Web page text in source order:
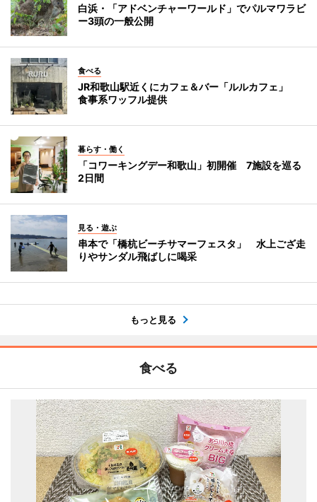
白浜・「アドベンチャーワールド」でパルマワラビ
ー3頭の一般公開
食べる
JR和歌山駅近くにカフェ＆バー「ルルカフェ」
食事系ワッフル提供
暮らす・働く
「コワーキングデー和歌山」初開催 7施設を巡る
2日間
見る・遊ぶ
串本で「橋杭ビーチサマーフェスタ」 水上ござ走
りやサンダル飛ばしに喝采
もっと見る
食べる